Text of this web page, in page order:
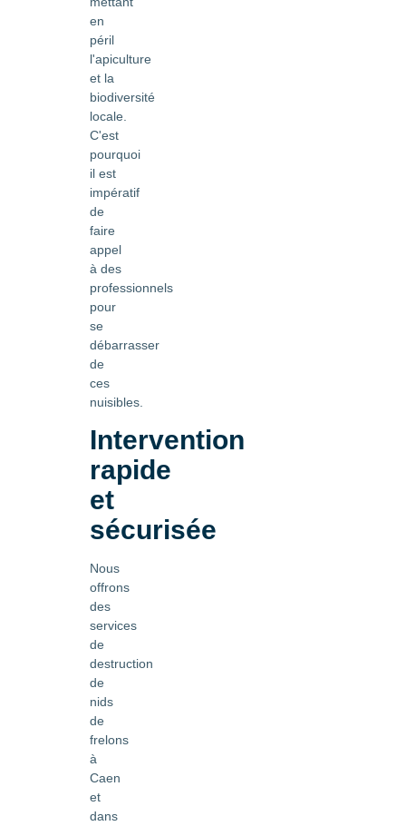
en
péril
l'apiculture
et la
biodiversité
locale.
C'est
pourquoi
il est
impératif
de
faire
appel
à des
professionnels
pour
se
débarrasser
de
ces
nuisibles.
Intervention
rapide
et
sécurisée
Nous
offrons
des
services
de
destruction
de
nids
de
frelons
à
Caen
et
dans